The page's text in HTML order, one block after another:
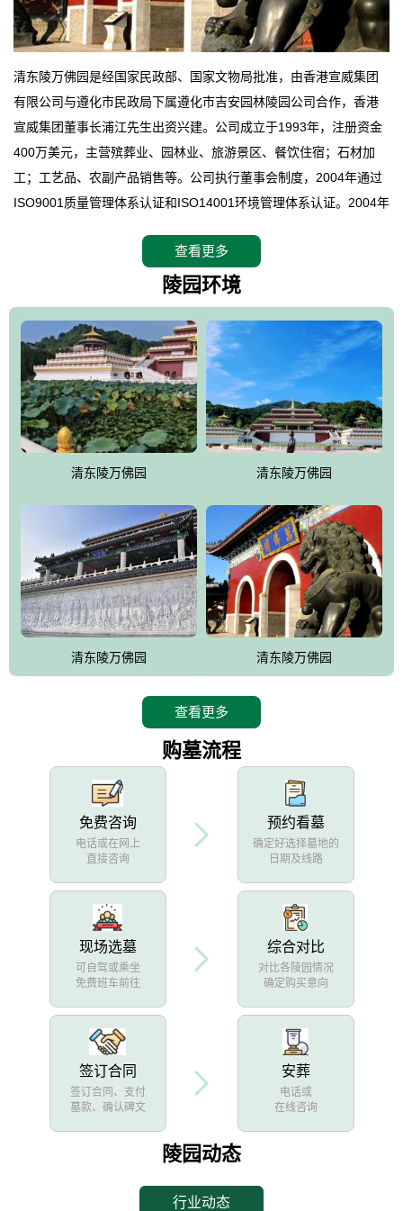
清东陵万佛园是经国家民政部、国家文物局批准，由香港宣威集团
有限公司与遵化市民政局下属遵化市吉安园林陵园公司合作，香港
宣威集团董事长浦江先生出资兴建。公司成立于1993年，注册资金
400万美元，主营殡葬业、园林业、旅游景区、餐饮住宿；石材加
工；工艺品、农副产品销售等。公司执行董事会制度，2004年通过
ISO9001质量管理体系认证和ISO14001环境管理体系认证。2004年
拥有4A级旅游区头衔的花园式陵园，园内建有四星级酒店一座。
万佛园位于遵化市境内，座落在世界文化遗产清东陵地形墙内，地
形绝佳，地理位置优越，交通便利。公司以“建设全国顶级人生后花
园、打造佛教精品旅游圣地”为目标，以海外归侨、国内外知名人士
的墓地安葬、祭祀吊亡并结合旅游参观构成其主要使用功能；以苍
郁绚丽、优雅宜人的园林景观构成其外部形象。通过墓园建设与造
园手法相结合的默契操作，建成一处特色鲜明、服务周全、环境优
美、民族风格突出，与周边文物古迹交相呼应的极具吸引力的花园
式园林。
万佛园工程一期占地448亩，目前完成投资近12亿元人民币，园区采
用全仿古式建筑，寻求与世界文化遗产地清东陵的和谐统一，在园
区建设中寻求陵园建设与景区建设的有机融合，充分发挥独一无二
的地形优势，打造现代艺术园林，建设旅游景观、寺庙、酒店等综
合服务设施，服务于陵园经营，使企业的多元化经营项目相互依
托、相互促进，园区绿化覆盖率达90%。
设计建造各种墓地墓位3万个；主体建筑金宝塔，墓位容量8万个，
能适应不同消费阶层的需求，为客户提供墓碑设计制作服务、特色
查看更多
陵园环境
清东陵万佛园 清东陵万佛园
清东陵万佛园 清东陵万佛园
查看更多
购墓流程
免费咨询
电话或在网上
直接咨询
预约看墓
确定好选择墓地的
日期及线路
现场选墓
可自驾或乘坐
免费班车前往
综合对比
对比各陵园情况
确定购买意向
签订合同
签订合同、支付
墓款、确认碑文
安葬
电话或
在线咨询
陵园动态
行业动态